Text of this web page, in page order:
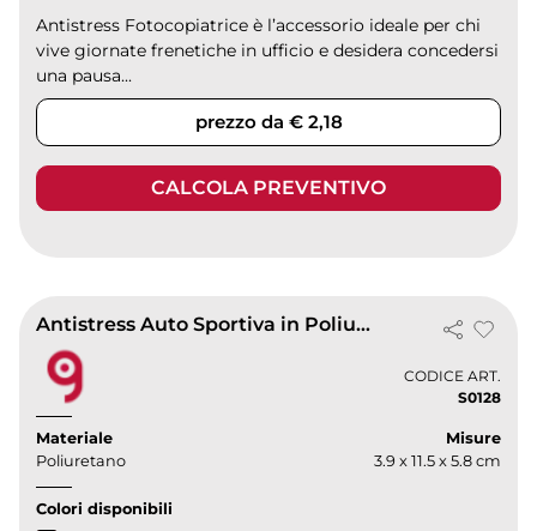
Antistress Fotocopiatrice è l’accessorio ideale per chi
vive giornate frenetiche in ufficio e desidera concedersi
una pausa...
prezzo da € 2,18
CALCOLA PREVENTIVO
Antistress Auto Sportiva in Poliuretano Rossa 34g 11,5cm
CODICE ART.
S0128
Materiale
Poliuretano
Misure
3.9 x 11.5 x 5.8 cm
Colori disponibili